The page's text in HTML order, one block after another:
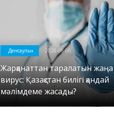
Денсаулық 2026-08-06
Жарқанаттан таралатын жаңа
вирус: Қазақстан билігі қандай
мәлімдеме жасады?